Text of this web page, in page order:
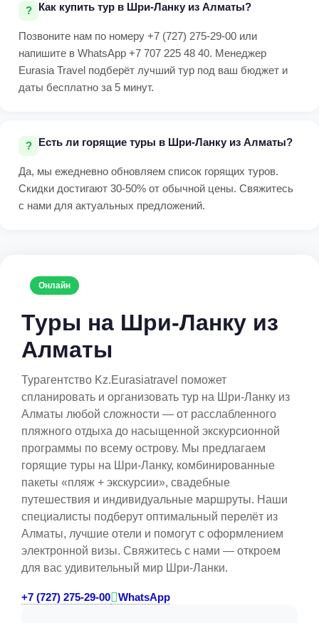
Как купить тур в Шри-Ланку из Алматы?
Позвоните нам по номеру +7 (727) 275-29-00 или
напишите в WhatsApp +7 707 225 48 40. Менеджер
Eurasia Travel подберёт лучший тур под ваш бюджет и
даты бесплатно за 5 минут.
Есть ли горящие туры в Шри-Ланку из Алматы?
Да, мы ежедневно обновляем список горящих туров.
Скидки достигают 30-50% от обычной цены. Свяжитесь
с нами для актуальных предложений.
Онлайн
Туры на Шри-Ланку из
Алматы
Турагентство Kz.Eurasiatravel поможет
спланировать и организовать тур на Шри-Ланку из
Алматы любой сложности — от расслабленного
пляжного отдыха до насыщенной экскурсионной
программы по всему острову. Мы предлагаем
горящие туры на Шри-Ланку, комбинированные
пакеты «пляж + экскурсии», свадебные
путешествия и индивидуальные маршруты. Наши
специалисты подберут оптимальный перелёт из
Алматы, лучшие отели и помогут с оформлением
электронной визы. Свяжитесь с нами — откроем
для вас удивительный мир Шри-Ланки.
+7 (727) 275-29-00 WhatsApp